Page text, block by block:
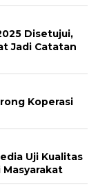
Disetujui,
Jadi Catatan
Koperasi
Uji Kualitas
Masyarakat